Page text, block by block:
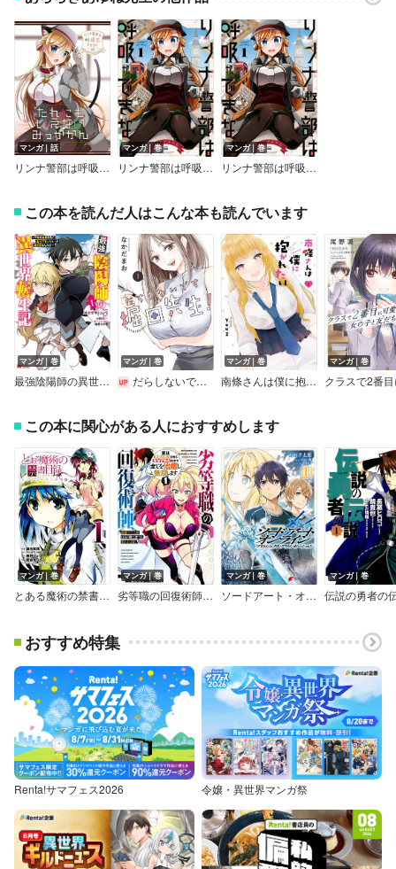
マンガ｜話
リンナ警部は呼吸ができないex
マンガ｜巻
リンナ警部は呼吸ができない
マンガ｜巻
リンナ警部は呼吸ができない【試し読み増量版】
この本を読んだ人はこんな本も読んでいます
マンガ｜巻
最強陰陽師の異世界転生記～下僕の妖怪どもに比べてモンスターが弱すぎるんだが～（コミック）
マンガ｜巻
だらしないです 堀田先生！
マンガ｜巻
南條さんは僕に抱かれたい【デジタル版限定特典付き】
マンガ｜巻
この本に関心がある人におすすめします
マンガ｜巻
とある魔術の禁書目録 エンデュミオンの奇蹟
マンガ｜巻
劣等職の回復術師、回復アイテムのほうが役に立つと笑われるが、実は無限の魔力を誇る最強冒険者なので全てを治癒し無双します【デジタル版限定特典付き】
マンガ｜巻
ソードアート・オンライン プロジェクト・アリシゼーション
マンガ｜巻
伝説の勇者の
おすすめ特集
Renta!サマフェス2026 令嬢・異世界マンガ祭